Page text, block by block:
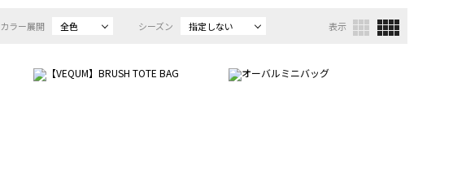
カラー展開 全色 シーズン 指定しない 表示